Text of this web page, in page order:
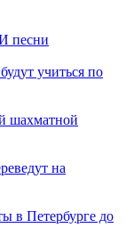
песни
учиться по
шахматной
на
в Петербурге до